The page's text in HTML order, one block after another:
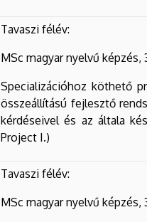
Tavaszi félév:
MSc magyar nyelvű
Specializációhoz köthető
összeállítású fejlesztő
kérdéseivel és az általa
Project I.)
Tavaszi félév:
MSc magyar nyelvű